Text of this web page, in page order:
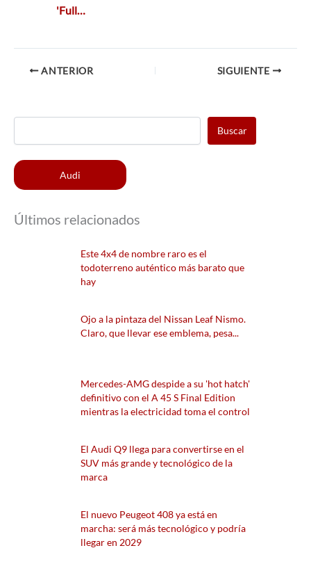
'Full…
ANTERIOR SIGUIENTE
Buscar
Audi
Últimos relacionados
Este 4x4 de nombre raro es el
todoterreno auténtico más barato que
hay
Ojo a la pintaza del Nissan Leaf Nismo.
Claro, que llevar ese emblema, pesa...
Mercedes-AMG despide a su 'hot hatch'
definitivo con el A 45 S Final Edition
mientras la electricidad toma el control
El Audi Q9 llega para convertirse en el
SUV más grande y tecnológico de la
marca
El nuevo Peugeot 408 ya está en
marcha: será más tecnológico y podría
llegar en 2029